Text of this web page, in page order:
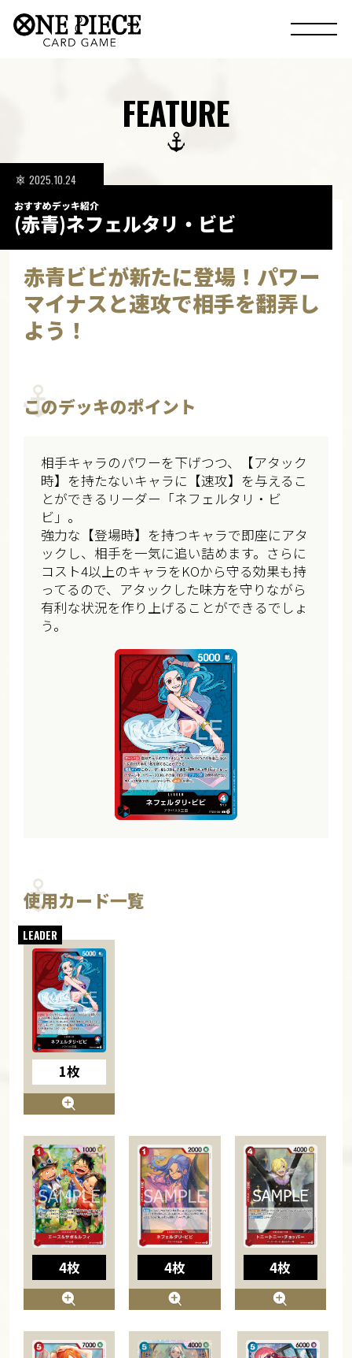
FEATURE
おすすめデッキ紹介
(赤青)ネフェルタリ・ビビ
2025.10.24
赤青ビビが新たに登場！パワー
マイナスと速攻で相手を翻弄し
よう！
このデッキのポイント
相手キャラのパワーを下げつつ、【アタック
時】を持たないキャラに【速攻】を与えるこ
とができるリーダー「ネフェルタリ・ビ
ビ」。
強力な【登場時】を持つキャラで即座にアタ
ックし、相手を一気に追い詰めます。さらに
コスト4以上のキャラをKOから守る効果も持
ってるので、アタックした味方を守りながら
有利な状況を作り上げることができるでしょ
う。
使用カード一覧
1枚
4枚 4枚 4枚